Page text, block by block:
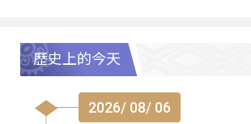
歷史上的今天
2026/ 08/ 06